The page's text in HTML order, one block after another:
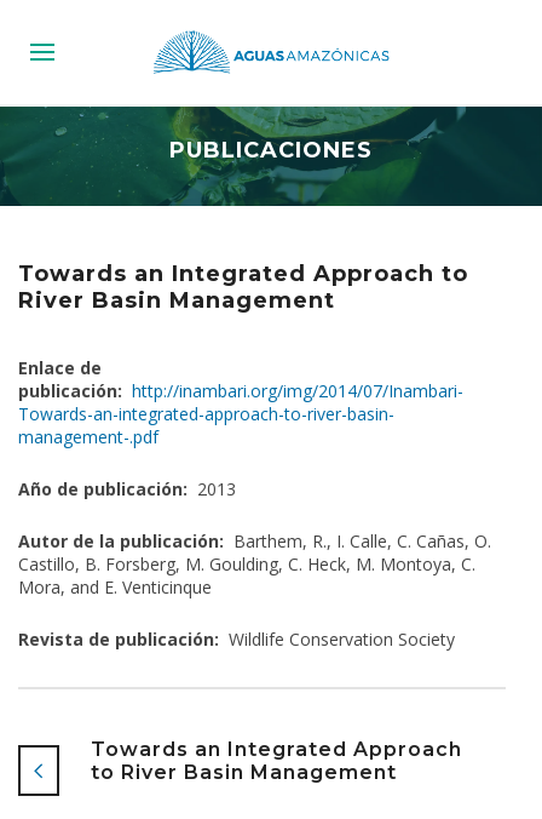
PUBLICACIONES
Towards an Integrated Approach to
River Basin Management
Enlace de
publicación: http://inambari.org/img/2014/07/Inambari-
Towards-an-integrated-approach-to-river-basin-
management-.pdf
Año de publicación: 2013
Autor de la publicación: Barthem, R., I. Calle, C. Cañas, O.
Castillo, B. Forsberg, M. Goulding, C. Heck, M. Montoya, C.
Mora, and E. Venticinque
Revista de publicación: Wildlife Conservation Society
Towards an Integrated Approach
to River Basin Management